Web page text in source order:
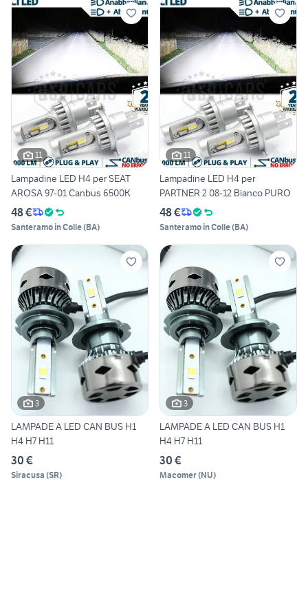
11
Lampadine LED H4 per SEAT
AROSA 97-01 Canbus 6500K
48 €
Santeramo in Colle(BA)
11
Lampadine LED H4 per
PARTNER 2 08-12 Bianco PURO
48 €
Santeramo in Colle(BA)
3
LAMPADE A LED CAN BUS H1
H4 H7 H11
30 €
Siracusa (SR)
3
LAMPADE A LED CAN BUS H1
H4 H7 H11
30 €
Macomer(NU)